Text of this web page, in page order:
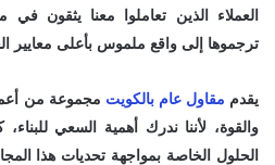
العملاء الذين تعاملوا معنا يثقون
ترجموها إلى واقع ملموس بأعلى معايير
يقدم مقاول عام بالكويت مجموعة من
والقوة، لأننا ندرك أهمية السعي
الحلول الخاصة بمواجهة تحديات هذا